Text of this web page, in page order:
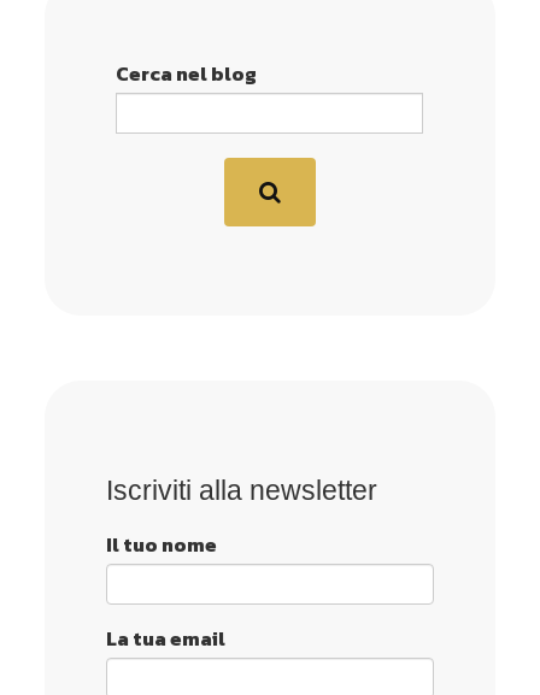
Cerca nel blog
Iscriviti alla newsletter
Il tuo nome
La tua email